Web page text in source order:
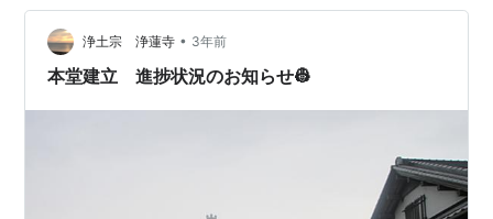
す。 この1日1回の「応援ポチ」がブログを継続する意思
に繋がります。 ⇩⇩⇩⇩⇩ はじまり、はじまり ⇩⇩⇩⇩⇩
先日、保管していた漆喰が使えずに中止となった左官工
浄土宗 浄蓮寺 • 3年前
本堂建立 進捗状況のお知らせ👷